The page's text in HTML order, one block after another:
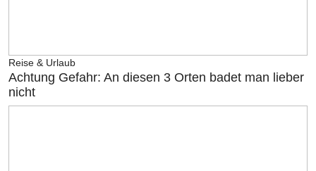
Reise & Urlaub
Achtung Gefahr: An diesen 3 Orten badet man lieber
nicht